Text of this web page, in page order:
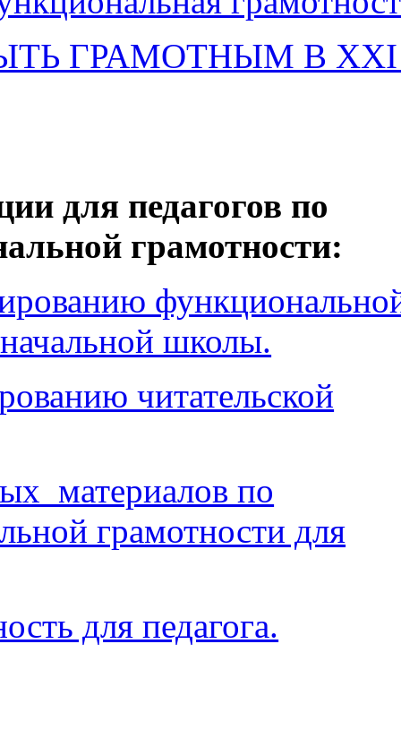
ГРАМОТНЫМ В
для педагогов по
грамотности:
школы.
читательской
материалов по
грамотности для
для педагога.